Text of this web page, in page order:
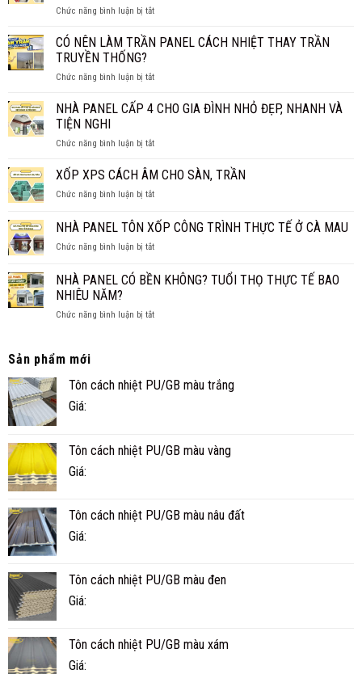
HIỆU
GIÁ
NHIÊU
GIÁ
TIẾT
Chức năng bình luận bị tắtở
PANEL
TIỀN
BÁO
NHẤT
CÓ NÊN LÀM TRẦN PANEL CÁCH NHIỆT THAY TRẦN
TRUYỀN THỐNG?
Chức năng bình luận bị tắtở
NÊN
PANEL
NHIỆT
TRẦN
THỐNG?
NHÀ PANEL CẤP 4 CHO GIA ĐÌNH NHỎ ĐẸP, NHANH VÀ
TIỆN NGHI
Chức năng bình luận bị tắtở
PANEL
4
GIA
NHỎ
NHANH
NGHI
XỐP XPS CÁCH ÂM CHO SÀN, TRẦN
Chức năng bình luận bị tắtở
XPS
CÁCH
ÂM
SÀN,
NHÀ PANEL TÔN XỐP CÔNG TRÌNH THỰC TẾ Ở CÀ MAU
Chức năng bình luận bị tắtở
PANEL
TÔN
CÔNG
CÀ
NHÀ PANEL CÓ BỀN KHÔNG? TUỔI THỌ THỰC TẾ BAO
NHIÊU NĂM?
Chức năng bình luận bị tắtở
KHÔNG?
BAO
Sản phẩm mới
Tôn cách nhiệt PU/GB màu trắng
Giá:
Tôn cách nhiệt PU/GB màu vàng
Giá:
Tôn cách nhiệt PU/GB màu nâu đất
Giá:
Tôn cách nhiệt PU/GB màu đen
Giá:
Tôn cách nhiệt PU/GB màu xám
Giá: